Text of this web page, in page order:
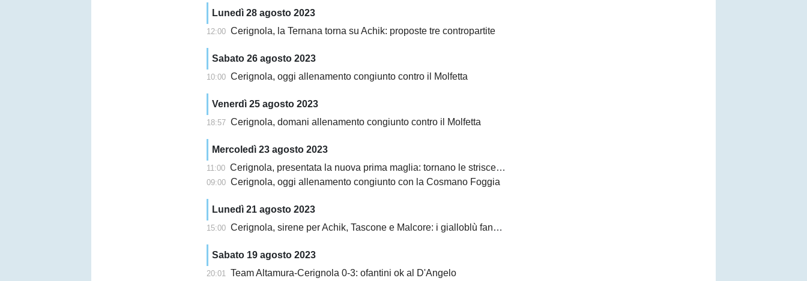
Lunedì 28 agosto 2023
12:00 Cerignola, la Ternana torna su Achik: proposte tre contropartite
Sabato 26 agosto 2023
10:00 Cerignola, oggi allenamento congiunto contro il Molfetta
Venerdì 25 agosto 2023
18:57 Cerignola, domani allenamento congiunto contro il Molfetta
Mercoledì 23 agosto 2023
11:00 Cerignola, presentata la nuova prima maglia: tornano le strisce verticali
09:00 Cerignola, oggi allenamento congiunto con la Cosmano Foggia
Lunedì 21 agosto 2023
15:00 Cerignola, sirene per Achik, Tascone e Malcore: i gialloblù fanno muro
Sabato 19 agosto 2023
20:01 Team Altamura-Cerignola 0-3: ofantini ok al D'Angelo